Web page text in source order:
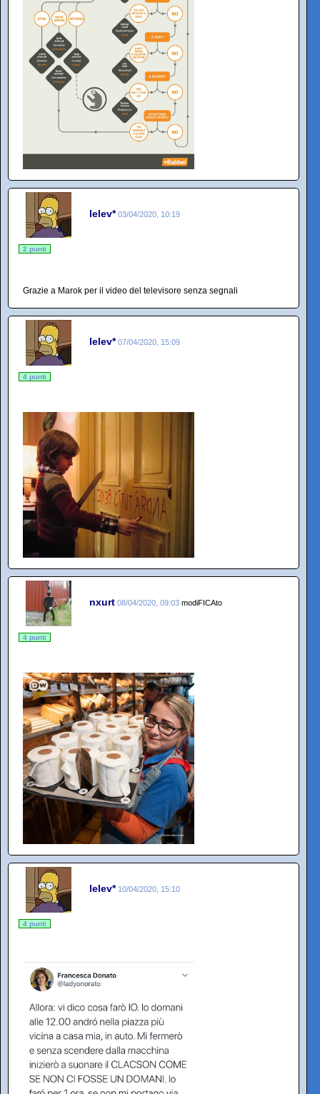
lelev* 03/04/2020, 10:19
2 punti
Grazie a Marok per il video del televisore senza segnali
lelev* 07/04/2020, 15:09
4 punti
nxurt 08/04/2020, 09:03 modiFICAto
4 punti
lelev* 10/04/2020, 15:10
4 punti